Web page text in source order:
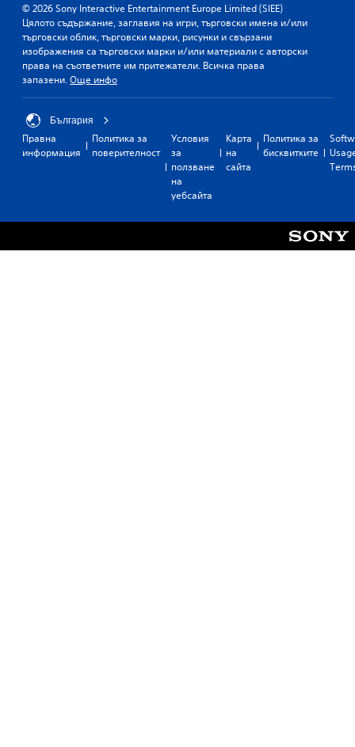
© 2026 Sony Interactive Entertainment Europe Limited (SIEE)
Цялото съдържание, заглавия на игри, търговски имена и/или
търговски облик, търговски марки, рисунки и свързани
изображения са търговски марки и/или материали с авторски
права на съответните им притежатели. Всичка права
запазени.Още инфо
България
Правна
информация
Политика за
поверителност
Условия
за
ползване
на
уебсайта
Карта
на
сайта
Политика за
бисквитките